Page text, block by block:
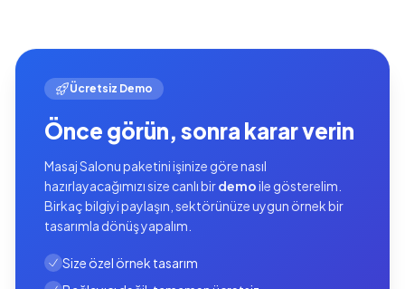
Ücretsiz Demo
Önce görün, sonra karar verin
Masaj Salonu paketini işinize göre nasıl
hazırlayacağımızı size canlı birdemoile gösterelim.
Birkaç bilgiyi paylaşın, sektörünüze uygun örnek bir
tasarımla dönüş yapalım.
Size özel örnek tasarım